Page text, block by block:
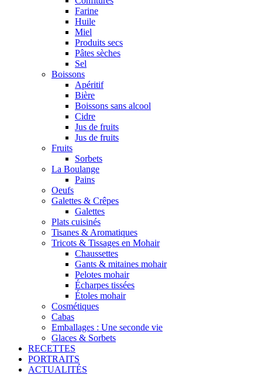
Farine
Huile
Miel
Produits secs
Pâtes sèches
Sel
Boissons
Apéritif
Bière
Boissons sans alcool
Cidre
Jus de fruits
Jus de fruits
Fruits
Sorbets
La Boulange
Pains
Oeufs
Galettes & Crêpes
Galettes
Plats cuisinés
Tisanes & Aromatiques
Tricots & Tissages en Mohair
Chaussettes
Gants & mitaines mohair
Pelotes mohair
Écharpes tissées
Étoles mohair
Cosmétiques
Cabas
Emballages : Une seconde vie
Glaces & Sorbets
RECETTES
PORTRAITS
ACTUALITÉS